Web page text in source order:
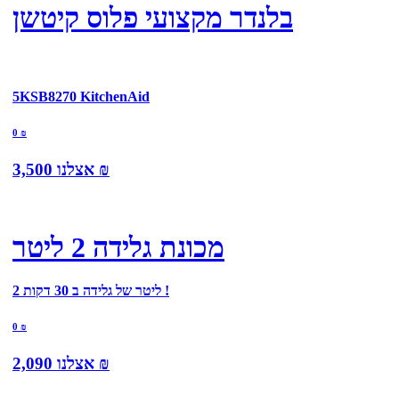
בלנדר מקצועי פלוס קיטשן
5KSB8270 KitchenAid
0 ₪
אצלנו 3,500 ₪
מכונת גלידה 2 ליטר
2 ליטר של גלידה ב 30 דקות !
0 ₪
אצלנו 2,090 ₪